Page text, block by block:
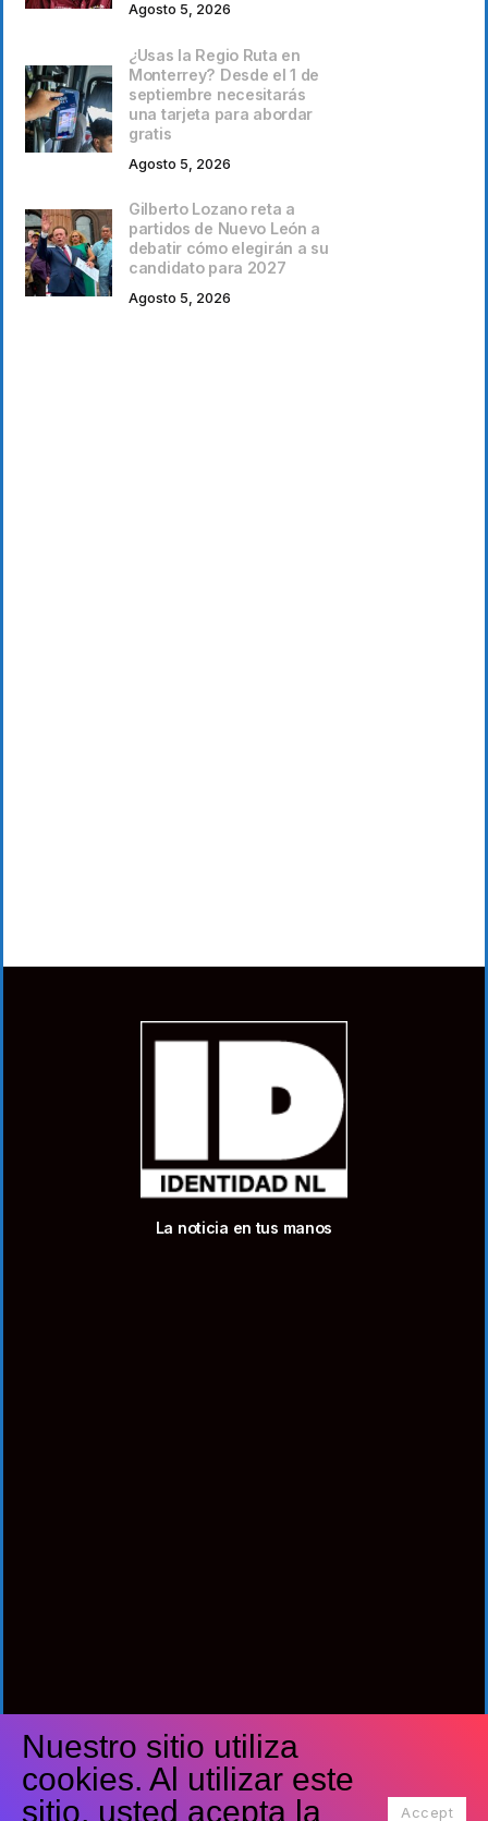
Agosto 5, 2026
¿Usas la Regio Ruta en
Monterrey? Desde el 1 de
septiembre necesitarás
una tarjeta para abordar
gratis
Agosto 5, 2026
Gilberto Lozano reta a
partidos de Nuevo León a
debatir cómo elegirán a su
candidato para 2027
Agosto 5, 2026
La noticia en tus manos
Síguenos
Facebook Youtube
Nuestro sitio utiliza
cookies. Al utilizar este
sitio, usted acepta la
Accept